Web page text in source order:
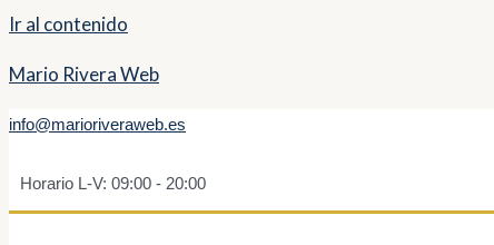
Ir al contenido
Mario Rivera Web
info@marioriveraweb.es
Horario L-V: 09:00 - 20:00